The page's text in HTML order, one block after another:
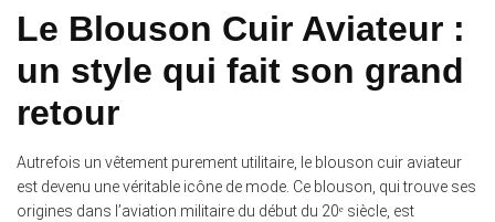
Le Blouson Cuir Aviateur :
un style qui fait son grand
retour
Autrefois un vêtement purement utilitaire, le blouson cuir aviateur
est devenu une véritable icône de mode. Ce blouson, qui trouve ses
origines dans l’aviation militaire du début du 20ᵉ siècle, est